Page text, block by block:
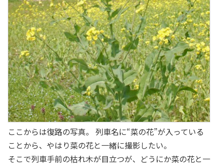
ここからは復路の写真。 列車名に“菜の花”が入っている
ことから、やはり菜の花と一緒に撮影したい。
そこで列車手前の枯れ木が目立つが、どうにか菜の花と一